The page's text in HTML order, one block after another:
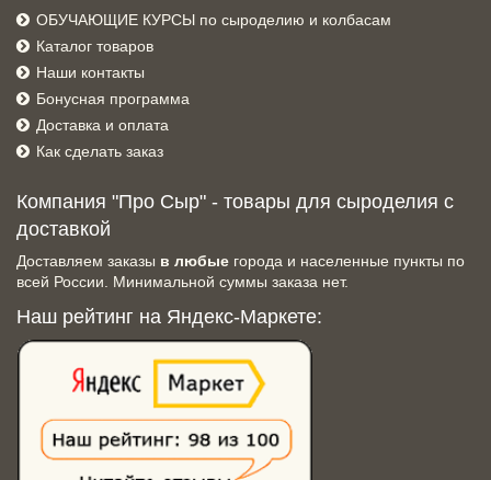
ОБУЧАЮЩИЕ КУРСЫ по сыроделию и колбасам
Каталог товаров
Наши контакты
Бонусная программа
Доставка и оплата
Как сделать заказ
Компания "Про Сыр" - товары для сыроделия с
доставкой
Доставляем заказы в любые города и населенные пункты по
всей России. Минимальной суммы заказа нет.
Наш рейтинг на Яндекс-Маркете: